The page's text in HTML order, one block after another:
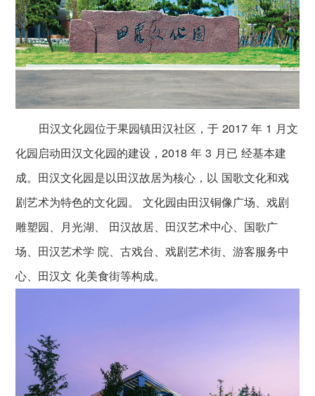
田汉文化园位于果园镇田汉社区，于 2017 年 1 月文
化园启动田汉文化园的建设，2018 年 3 月已 经基本建
成。田汉文化园是以田汉故居为核心，以 国歌文化和戏
剧艺术为特色的文化园。 文化园由田汉铜像广场、戏剧
雕塑园、月光湖、 田汉故居、田汉艺术中心、国歌广
场、田汉艺术学 院、古戏台、戏剧艺术街、游客服务中
心、田汉文 化美食街等构成。